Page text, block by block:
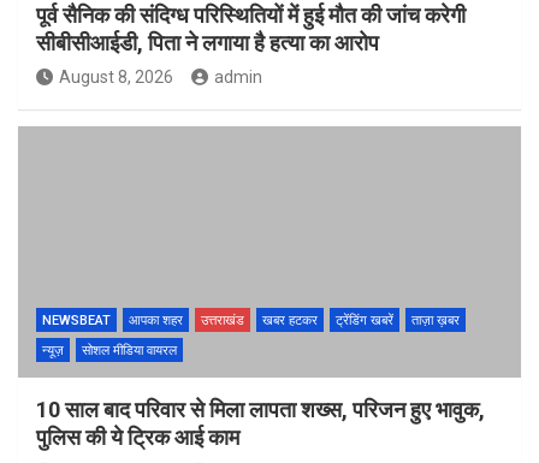
पूर्व सैनिक की संदिग्ध परिस्थितियों में हुई मौत की जांच करेगी
सीबीसीआईडी, पिता ने लगाया है हत्या का आरोप
August 8, 2026 admin
NEWSBEAT आपका शहर उत्तराखंड खबर हटकर ट्रेंडिंग खबरें
ताज़ा ख़बर
न्यूज़
सोशल मीडिया वायरल
10 साल बाद परिवार से मिला लापता शख्स, परिजन हुए भावुक,
पुलिस की ये ट्रिक आई काम